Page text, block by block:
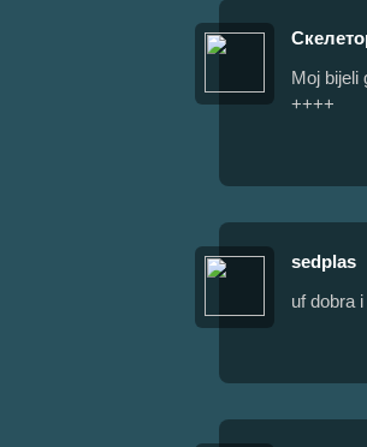
Moj bijeli
++++
sedplas
uf dobra